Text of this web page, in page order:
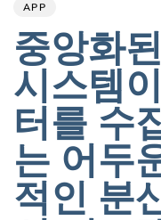
APP
중앙화
시스템
터를 수
는 어두
적인 분